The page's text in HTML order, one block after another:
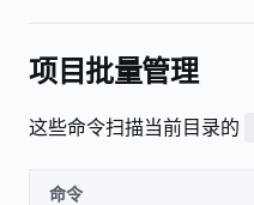
项目批量管理
这些命令扫描当前目录的
命令